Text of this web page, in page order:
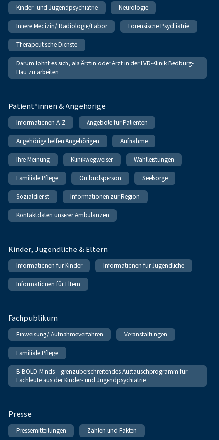
Kinder- und Jugendpsychiatrie Neurologie
Innere Medizin/ Radiologie/Labor Forensische Psychiatrie
Therapeutische Dienste
Darum lohnt es sich, als Ärztin oder Arzt in der LVR-Klinik Bedburg-
Hau zu arbeiten
Patient*innen & Angehörige
Informationen A-Z Angebote für Patienten
Angehörige helfen Angehörigen Aufnahme
Ihre Meinung Klinikwegweiser Wahlleistungen
Familiale Pflege Ombudsperson Seelsorge
Sozialdienst Informationen zur Region
Kontaktdaten unserer Ambulanzen
Kinder, Jugendliche & Eltern
Informationen für Kinder Informationen für Jugendliche
Informationen für Eltern
Fachpublikum
Einweisung/ Aufnahmeverfahren Veranstaltungen
Familiale Pflege
B-BOLD-Minds – grenzüberschreitendes Austauschprogramm für
Fachleute aus der Kinder- und Jugendpsychiatrie
Presse
Pressemitteilungen Zahlen und Fakten